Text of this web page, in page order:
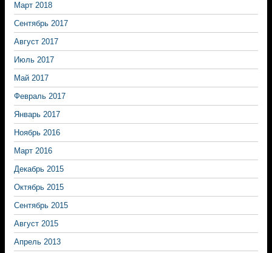
Март 2018
Сентябрь 2017
Август 2017
Июль 2017
Май 2017
Февраль 2017
Январь 2017
Ноябрь 2016
Март 2016
Декабрь 2015
Октябрь 2015
Сентябрь 2015
Август 2015
Апрель 2013